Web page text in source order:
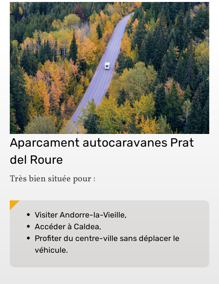
Aparcament autocaravanes Prat
del Roure
Très bien située pour :
Visiter Andorre-la-Vieille,
Accéder à Caldea,
Profiter du centre-ville sans déplacer le
véhicule.